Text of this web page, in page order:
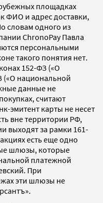
площадках
ФИО и адрес доставки,
словам одного из
ChronoPay Павла
персональными
такого понятия нет.
152-ФЗ («О
(«О национальной
данные не
считают
эмитент карты не несет
вне территории РФ,
выходят за рамки 161-
есть еще одно
шлюзы, которые
платежной
При
эти шлюзы не